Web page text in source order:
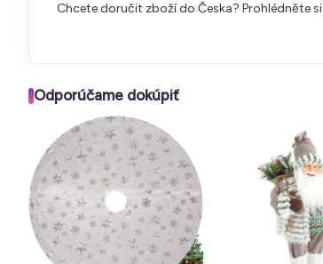
Chcete doručit zboží do Česka? Prohlédněte si
Odporúčame dokúpiť